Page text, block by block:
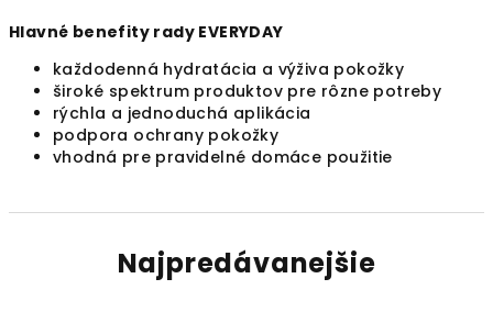
Hlavné benefity rady EVERYDAY
každodenná hydratácia a výživa pokožky
široké spektrum produktov pre rôzne potreby
rýchla a jednoduchá aplikácia
podpora ochrany pokožky
vhodná pre pravidelné domáce použitie
Najpredávanejšie